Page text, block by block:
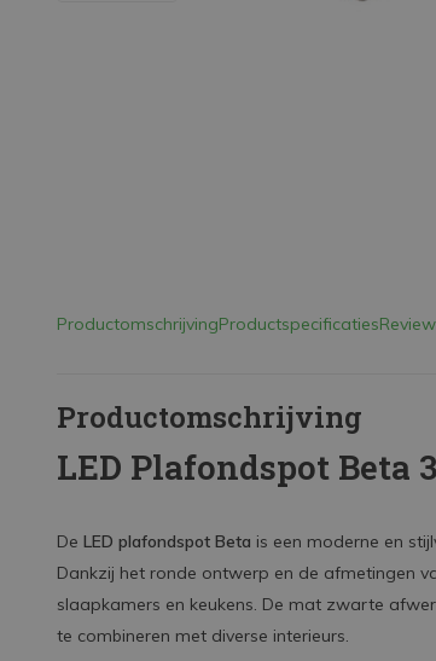
ProductomschrijvingProductspecificaties
Productomschrijving
LED Plafondspot Beta
De LED plafondspot Beta is een moderne en
Dankzij het ronde ontwerp en de afmetingen
slaapkamers en keukens. De mat zwarte
te combineren met diverse interieurs.